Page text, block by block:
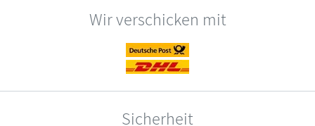
Wir verschicken mit
Sicherheit